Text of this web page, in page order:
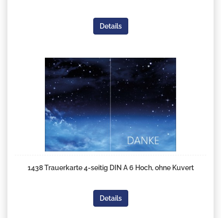
Details
1438 Trauerkarte 4-seitig DIN A 6 Hoch, ohne Kuvert
Details